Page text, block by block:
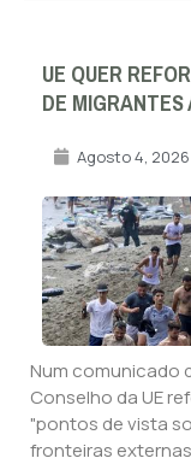
UE QUER
DE
Agosto 4, 2026
Num comunicado
Conselho da UE
"pontos de vista
fronteiras